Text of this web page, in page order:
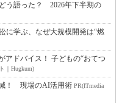
う語った？ 2026年下半期の
に学ぶ、なぜ大規模開発は“燃
アドバイス！ 子どもの“おてつ
｜Hugkum)
減！ 現場のAI活用術 PR(ITmedia